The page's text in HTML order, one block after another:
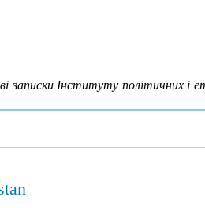
записки Інституту політичних і